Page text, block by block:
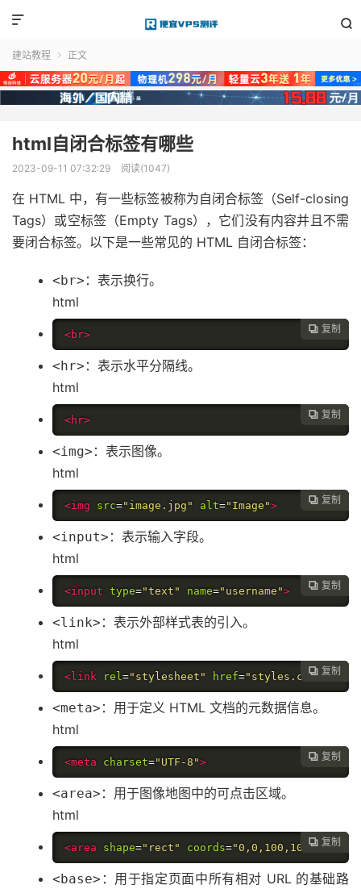


建站教程  正文
html自闭合标签有哪些
2023-09-11 07:32:29 阅读(1047)
在 HTML 中，有一些标签被称为自闭合标签（Self-closing
Tags）或空标签（Empty Tags），它们没有内容并且不需
要闭合标签。以下是一些常见的 HTML 自闭合标签：
<br> ：表示换行。
html
 复制
<br>
<hr> ：表示水平分隔线。
html
 复制
<hr>
<img> ：表示图像。
html
 复制
<img src="image.jpg" alt="Image">
<input> ：表示输入字段。
html
 复制
<input type="text" name="username">
<link> ：表示外部样式表的引入。
html
 复制
<link rel ="stylesheet" href="styles.css">
<meta> ：用于定义 HTML 文档的元数据信息。
html
 复制
<meta charset="UTF-8">
<area> ：用于图像地图中的可点击区域。
html
 复制
<area shape="rect" coords="0,0,100,100" href
<base> ：用于指定页面中所有相对 URL 的基础路